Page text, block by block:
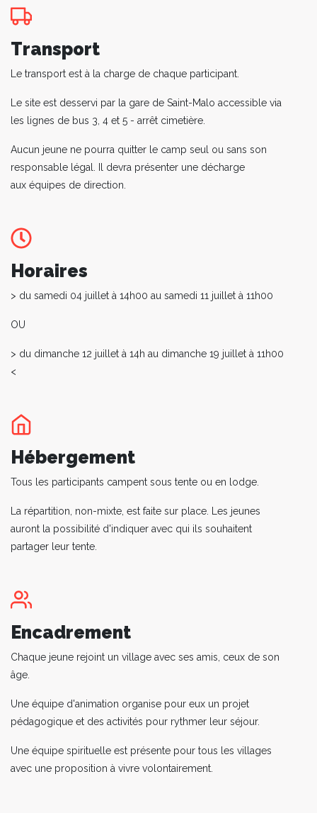
Transport
Le transport est à la charge de chaque participant.
Le site est desservi par la gare de Saint-Malo accessible via
les lignes de bus 3, 4 et 5 - arrêt cimetière.
Aucun jeune ne pourra quitter le camp seul ou sans son
responsable légal. Il devra présenter une décharge
aux équipes de direction.
Horaires
> du samedi 04 juillet à 14h00 au samedi 11 juillet à 11h00
OU
> du dimanche 12 juillet à 14h au dimanche 19 juillet à 11h00
<
Hébergement
Tous les participants campent sous tente ou en lodge.
La répartition, non-mixte, est faite sur place. Les jeunes
auront la possibilité d'indiquer avec qui ils souhaitent
partager leur tente.
Encadrement
Chaque jeune rejoint un village avec ses amis, ceux de son
âge.
Une équipe d'animation organise pour eux un projet
pédagogique et des activités pour rythmer leur séjour.
Une équipe spirituelle est présente pour tous les villages
avec une proposition à vivre volontairement.